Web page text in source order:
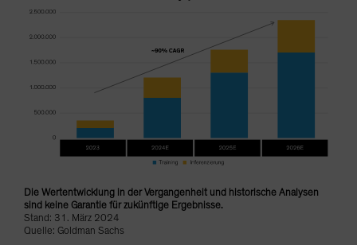
Die Wertentwicklung in der Vergangenheit und historische Analysen
sind keine Garantie für zukünftige Ergebnisse.
Stand: 31. März 2024
Quelle: Goldman Sachs